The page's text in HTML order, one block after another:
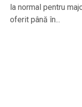
la normal pentru
oferit până în...